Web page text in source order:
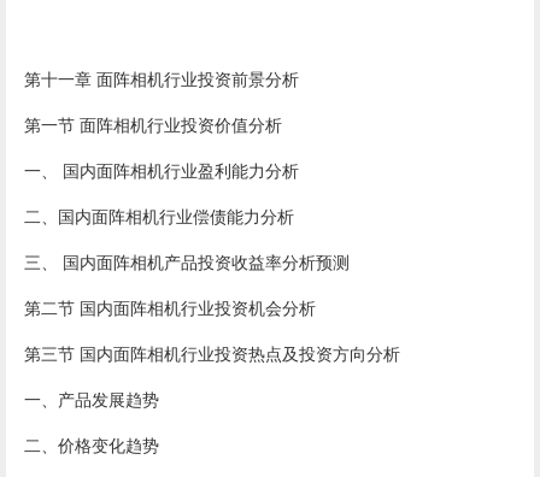
第十一章 面阵相机行业投资前景分析
第一节 面阵相机行业投资价值分析
一、 国内面阵相机行业盈利能力分析
二、国内面阵相机行业偿债能力分析
三、 国内面阵相机产品投资收益率分析预测
第二节 国内面阵相机行业投资机会分析
第三节 国内面阵相机行业投资热点及投资方向分析
一、产品发展趋势
二、价格变化趋势